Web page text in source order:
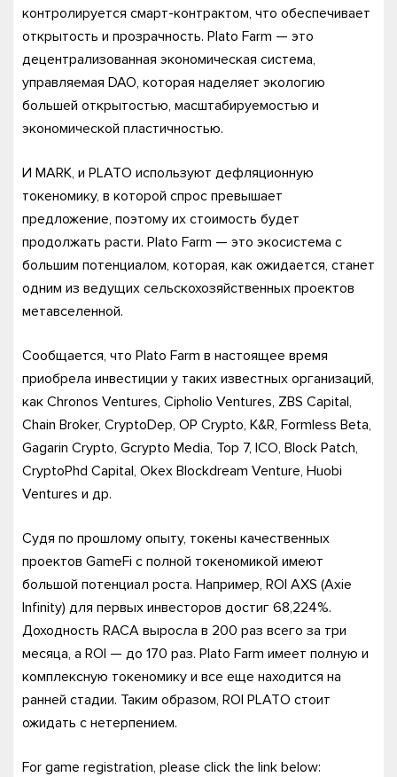
контролируется смарт-контрактом, что обеспечивает
открытость и прозрачность. Plato Farm — это
децентрализованная экономическая система,
управляемая DAO, которая наделяет экологию
большей открытостью, масштабируемостью и
экономической пластичностью.
И MARK, и PLATO используют дефляционную
токеномику, в которой спрос превышает
предложение, поэтому их стоимость будет
продолжать расти. Plato Farm — это экосистема с
большим потенциалом, которая, как ожидается, станет
одним из ведущих сельскохозяйственных проектов
метавселенной.
Сообщается, что Plato Farm в настоящее время
приобрела инвестиции у таких известных организаций,
как Chronos Ventures, Cipholio Ventures, ZBS Capital,
Chain Broker, CryptoDep, OP Crypto, K&R, Formless Beta,
Gagarin Crypto, Gcrypto Media, Top 7, ICO, Block Patch,
CryptoPhd Capital, Okex Blockdream Venture, Huobi
Ventures и др.
Судя по прошлому опыту, токены качественных
проектов GameFi с полной токеномикой имеют
большой потенциал роста. Например, ROI AXS (Axie
Infinity) для первых инвесторов достиг 68,224%.
Доходность RACA выросла в 200 раз всего за три
месяца, а ROI — до 170 раз. Plato Farm имеет полную и
комплексную токеномику и все еще находится на
ранней стадии. Таким образом, ROI PLATO стоит
ожидать с нетерпением.
For game registration, please click the link below: